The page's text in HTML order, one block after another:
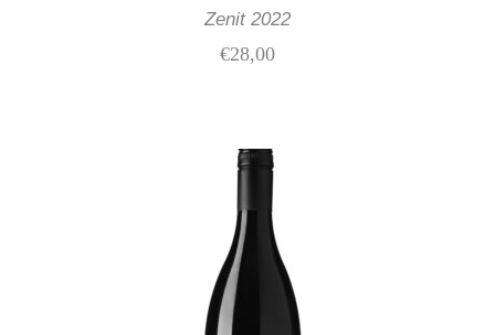
Zenit 2022
€28,00